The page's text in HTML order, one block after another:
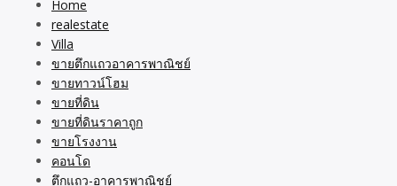
Home
realestate
Villa
ขายตึกแถวอาคารพาณิชย์
ขายทาวน์โฮม
ขายที่ดิน
ขายที่ดินราคาถูก
ขายโรงงาน
คอนโด
ตึกแถว-อาคารพาณิชย์